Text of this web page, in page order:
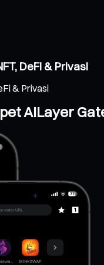
DeFi & Privasi
& Privasi
AILayer